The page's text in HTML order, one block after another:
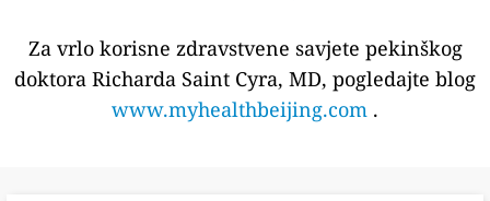
Za vrlo korisne zdravstvene savjete pekinškog
doktora Richarda Saint Cyra, MD, pogledajte blog
www.myhealthbeijing.com .